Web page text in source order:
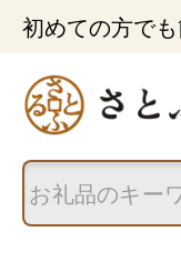
初めての方で